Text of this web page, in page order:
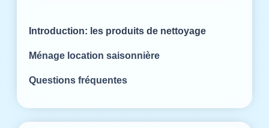
Introduction: les produits de nettoyage
Ménage location saisonnière
Questions fréquentes